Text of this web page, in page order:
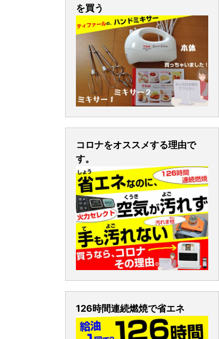
を買う
コロナをオススメする理由で
す。
126時間連続燃焼で省エネ